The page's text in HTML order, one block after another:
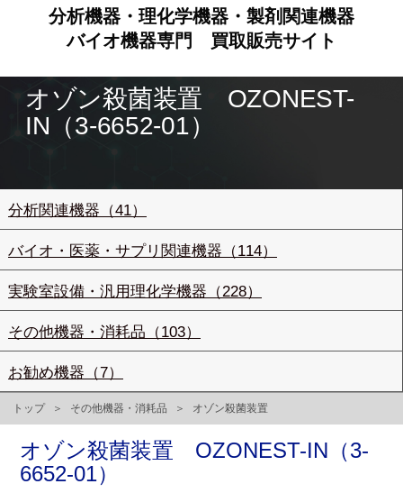
分析機器・理化学機器・製剤関連機器
バイオ機器専門
買取販売サイト
オゾン殺菌装置 OZONEST-
IN（3-6652-01）
分析関連機器（41）
バイオ・医薬・サプリ関連機器（114）
実験室設備・汎用理化学機器（228）
その他機器・消耗品（103）
お勧め機器（7）
トップ その他機器・消耗品 オゾン殺菌装置
オゾン殺菌装置 OZONEST-IN（3-
6652-01）